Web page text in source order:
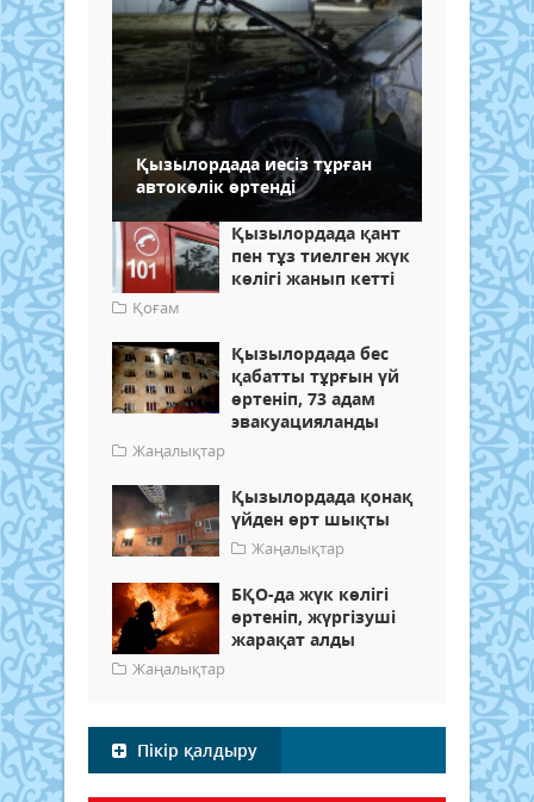
Қызылордада иесіз тұрған
автокөлік өртенді
Қызылордада қант
пен тұз тиелген жүк
көлігі жанып кетті
Қоғам
Қызылордада бес
қабатты тұрғын үй
өртеніп, 73 адам
эвакуацияланды
Жаңалықтар
Қызылордада қонақ
үйден өрт шықты
Жаңалықтар
БҚО-да жүк көлігі
өртеніп, жүргізуші
жарақат алды
Жаңалықтар
Пікір қалдыру